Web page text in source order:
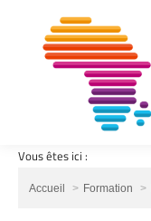
Vous êtes ici :
Vous êtes ici :
Accueil Formation